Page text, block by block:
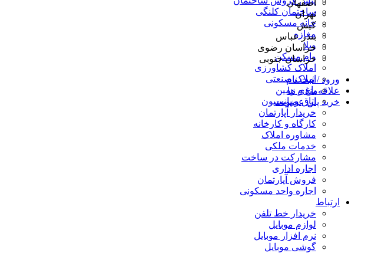
ساختمان کلنگی
خانه مسکونی
مغازه
ویلا
وام مسکن
املاک کشاورزی
املاک صنعتی
باغ و زمین
اتاق و پانسیون
خریدار آپارتمان
کارگاه و کارخانه
مشاوره املاک
خدمات ملکی
مشارکت در ساخت
اجاره اداری
فروش آپارتمان
اجاره واحد مسکونی
ارتباط
خریدار خط تلفن
لوازم موبایل
نرم افزار موبایل
گوشی موبایل
اصفهان
تهران
کیش
بندر عباس
خراسان رضوی
خراسان جنوبی
ورود / ثبت نام
علاقه‌مندی ها
خرید پلن عضویت